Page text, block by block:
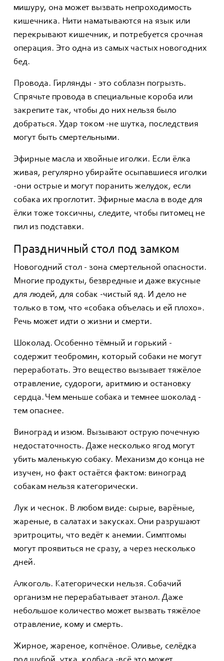
мишуру, она может вызвать непроходимость
кишечника. Нити наматываются на язык или
перекрывают кишечник, и потребуется срочная
операция. Это одна из самых частых новогодних
бед.
Провода. Гирлянды - это соблазн погрызть.
Спрячьте провода в специальные короба или
закрепите так, чтобы до них нельзя было
добраться. Удар током -не шутка, последствия
могут быть смертельными.
Эфирные масла и хвойные иголки. Если ёлка
живая, регулярно убирайте осыпавшиеся иголки
-они острые и могут поранить желудок, если
собака их проглотит. Эфирные масла в воде для
ёлки тоже токсичны, следите, чтобы питомец не
пил из подставки.
Праздничный стол под замком
Новогодний стол - зона смертельной опасности.
Многие продукты, безвредные и даже вкусные
для людей, для собак -чистый яд. И дело не
только в том, что «собака объелась и ей плохо».
Речь может идти о жизни и смерти.
Шоколад. Особенно тёмный и горький -
содержит теобромин, который собаки не могут
переработать. Это вещество вызывает тяжёлое
отравление, судороги, аритмию и остановку
сердца. Чем меньше собака и темнее шоколад -
тем опаснее.
Виноград и изюм. Вызывают острую почечную
недостаточность. Даже несколько ягод могут
убить маленькую собаку. Механизм до конца не
изучен, но факт остаётся фактом: виноград
собакам нельзя категорически.
Лук и чеснок. В любом виде: сырые, варёные,
жареные, в салатах и закусках. Они разрушают
эритроциты, что ведёт к анемии. Симптомы
могут проявиться не сразу, а через несколько
дней.
Алкоголь. Категорически нельзя. Собачий
организм не перерабатывает этанол. Даже
небольшое количество может вызвать тяжёлое
отравление, кому и смерть.
Жирное, жареное, копчёное. Оливье, селёдка